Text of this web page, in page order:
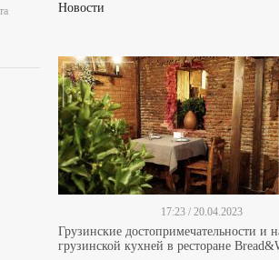
Новости
17:23 / 20.04.2023
Грузинские достопримечательности и
грузинской кухней в ресторане